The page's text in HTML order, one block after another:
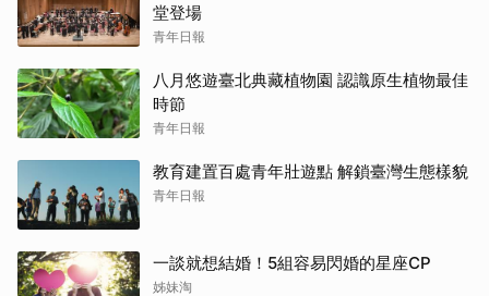
堂登場
青年日報
八月悠遊臺北典藏植物園 認識原生植物最佳
時節
青年日報
教育建置百處青年壯遊點 解鎖臺灣生態樣貌
青年日報
一談就想結婚！5組容易閃婚的星座CP
姊妹淘